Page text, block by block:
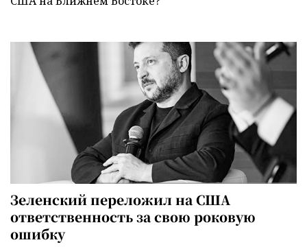
Зеленский переложил на США
ответственность за свою роковую
ошибку